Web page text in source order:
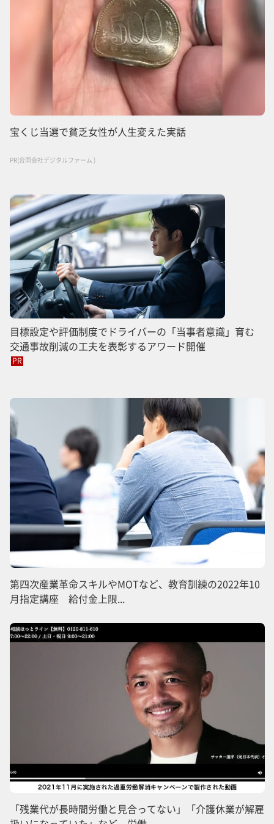
宝くじ当選で貧乏女性が人生変えた実話
PR(合同会社デジタルファーム )
目標設定や評価制度でドライバーの「当事者意識」育む
交通事故削減の工夫を表彰するアワード開催
PR
第四次産業革命スキルやMOTなど、教育訓練の2022年10
月指定講座 給付金上限...
「残業代が長時間労働と見合ってない」「介護休業が解雇